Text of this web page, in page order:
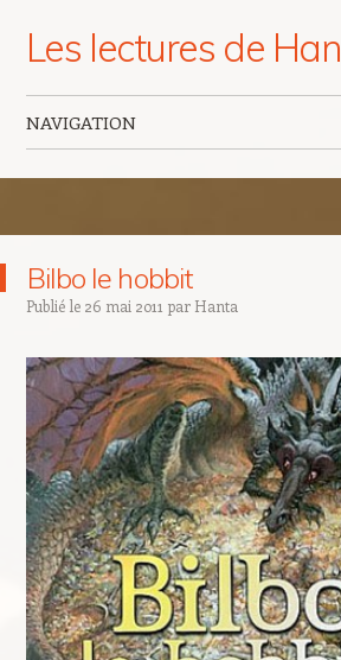
Les lectures de
NAVIGATION
Bilbo le hobbit
Publié le 26 mai 2011 par Hanta